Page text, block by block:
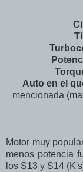
Auto en el
mencionada
Motor muy
menos potencia
los S13 y S14